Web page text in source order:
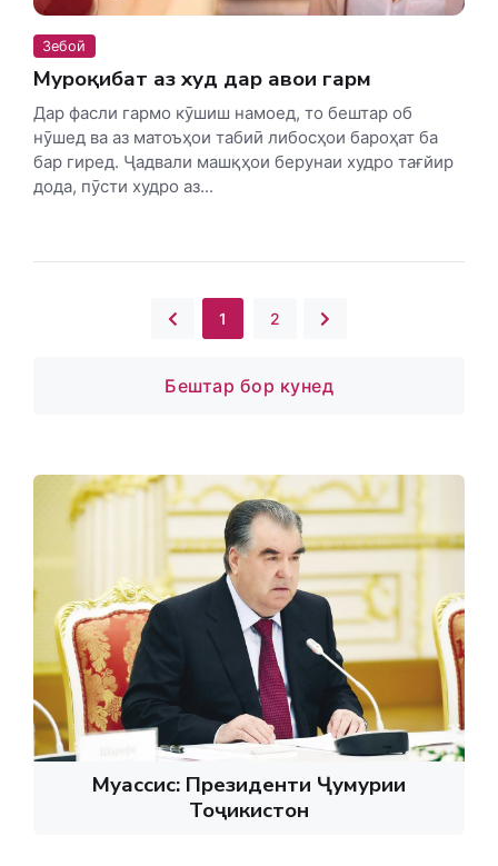
Зебоӣ
Муроқибат аз худ дар ҳавои гарм
Дар фасли гармо кӯшиш намоед, то бештар об
нӯшед ва аз матоъҳои табиӣ либосҳои бароҳат ба
бар гиред. Ҷадвали машқҳои берунаи худро тағйир
дода, пӯсти худро аз...
1 2
Бештар бор кунед
Муассис: Президенти Ҷумҳурии
Тоҷикистон